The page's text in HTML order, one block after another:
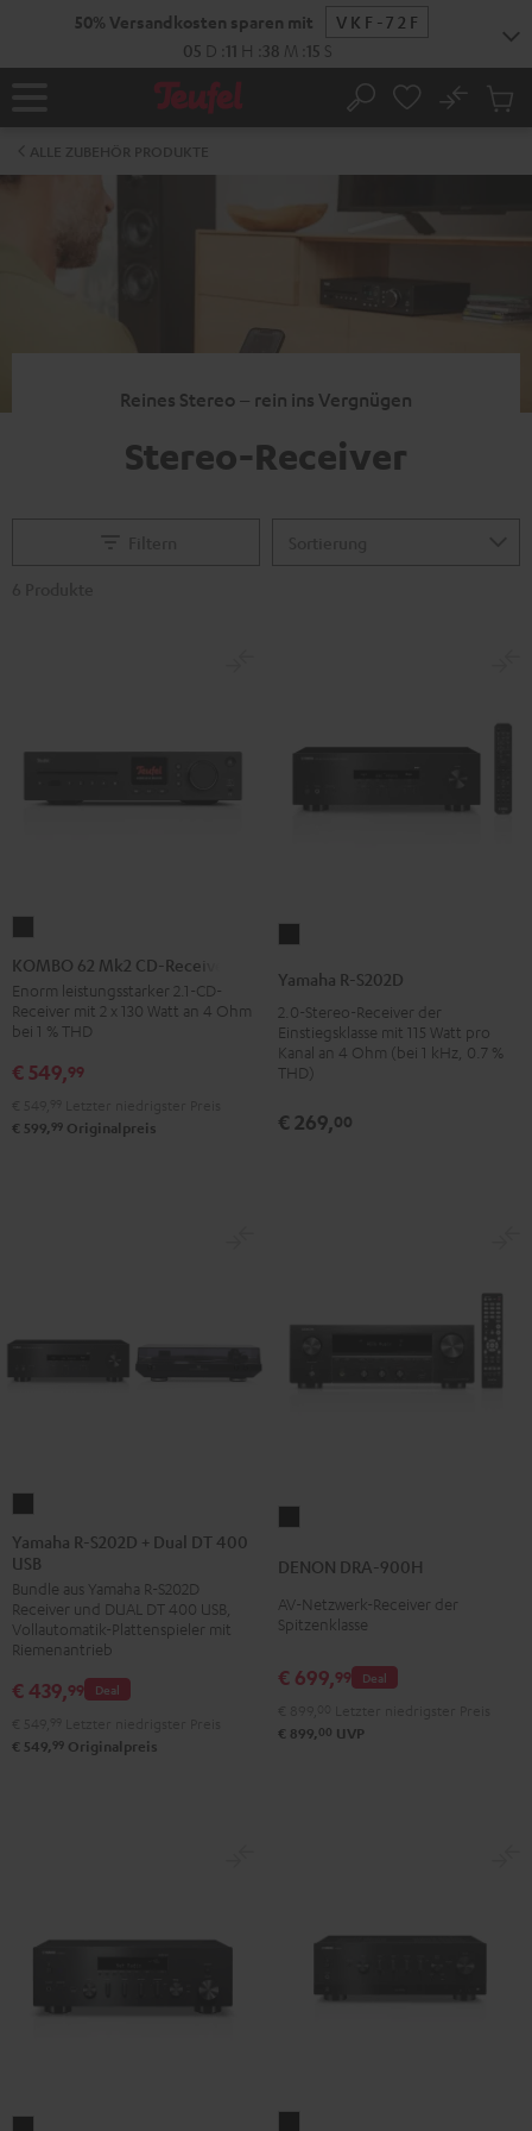
50% Versandkosten sparen mit
VKF-72F
05 D 11 H 38 M 15 S
Startseite Suche
No
Reines Stereo – rein ins Vergnügen
Stereo-Receiver
62
Mk2
CD-
Receiver
Night
KOMBO 62 Mk2 CD-Receiver
Enorm leistungsstarker 2.1-CD-
Receiver mit 2 x 130 Watt an 4 Ohm
bei 1 % THD
€ 549,99
€ 599, 99 Originalpreis
Schwarz
Yamaha R-S202D
2.0-Stereo-Receiver der
Einstiegsklasse mit 115 Watt pro
Kanal an 4 Ohm (bei 1 kHz, 0.7 %
THD)
€ 269,00
S202D
+
Dual
DT
USB
Yamaha R-S202D + Dual DT 400
USB
Bundle aus Yamaha R-S202D
Receiver und DUAL DT 400 USB,
Vollautomatik-Plattenspieler mit
Riemenantrieb
Deal
€ 439,99
€ 549, 99 Originalpreis
900H
Schwarz
DENON DRA-900H
AV-Netzwerk-Receiver der
Spitzenklasse
Deal
€ 699,99
€ 899, 00 UVP